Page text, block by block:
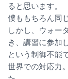
ると思います。
僕ももちろん同
しかし、ウォー
き、講習に参加
という制御不能
世界での対応力